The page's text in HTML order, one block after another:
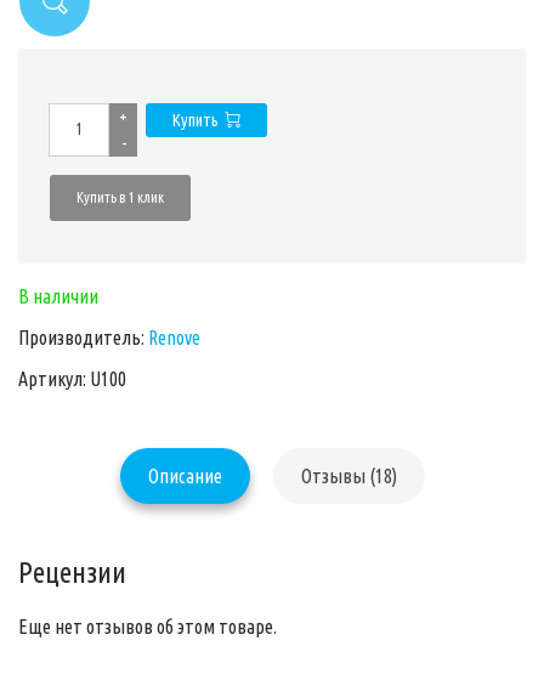
+
-
Купить
Купить в 1 клик
В наличии
Производитель: Renove
Артикул: U100
Описание Отзывы (18)
Рецензии
Еще нет отзывов об этом товаре.